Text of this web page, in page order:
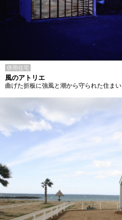
併用住宅
風のアトリエ
曲げた折板に強風と潮から守られた住まい